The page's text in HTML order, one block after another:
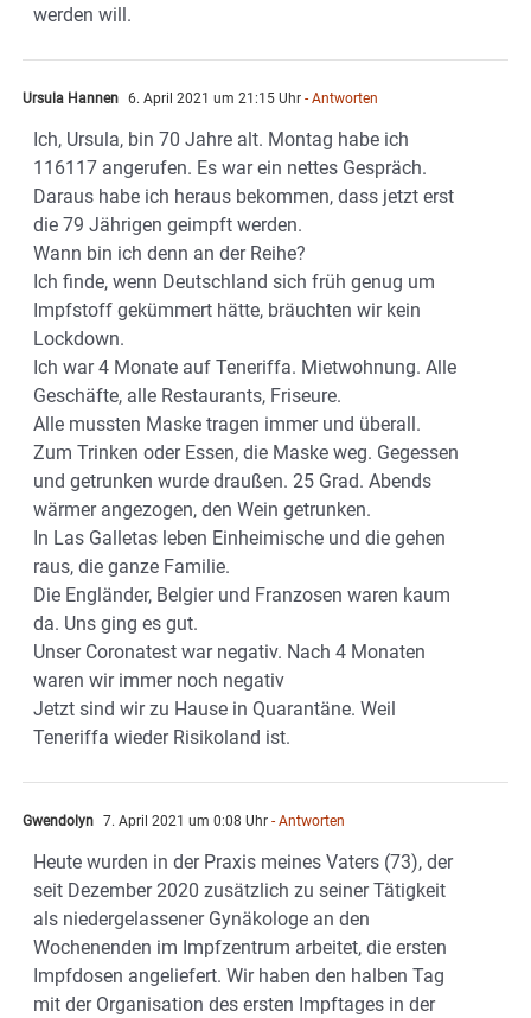
werden will.
Ursula Hannen 6. April 2021 um 21:15 Uhr - Antworten
Ich, Ursula, bin 70 Jahre alt. Montag habe ich
116117 angerufen. Es war ein nettes Gespräch.
Daraus habe ich heraus bekommen, dass jetzt erst
die 79 Jährigen geimpft werden.
Wann bin ich denn an der Reihe?
Ich finde, wenn Deutschland sich früh genug um
Impfstoff gekümmert hätte, bräuchten wir kein
Lockdown.
Ich war 4 Monate auf Teneriffa. Mietwohnung. Alle
Geschäfte, alle Restaurants, Friseure.
Alle mussten Maske tragen immer und überall.
Zum Trinken oder Essen, die Maske weg. Gegessen
und getrunken wurde draußen. 25 Grad. Abends
wärmer angezogen, den Wein getrunken.
In Las Galletas leben Einheimische und die gehen
raus, die ganze Familie.
Die Engländer, Belgier und Franzosen waren kaum
da. Uns ging es gut.
Unser Coronatest war negativ. Nach 4 Monaten
waren wir immer noch negativ
Jetzt sind wir zu Hause in Quarantäne. Weil
Teneriffa wieder Risikoland ist.
Gwendolyn 7. April 2021 um 0:08 Uhr - Antworten
Heute wurden in der Praxis meines Vaters (73), der
seit Dezember 2020 zusätzlich zu seiner Tätigkeit
als niedergelassener Gynäkologe an den
Wochenenden im Impfzentrum arbeitet, die ersten
Impfdosen angeliefert. Wir haben den halben Tag
mit der Organisation des ersten Impftages in der